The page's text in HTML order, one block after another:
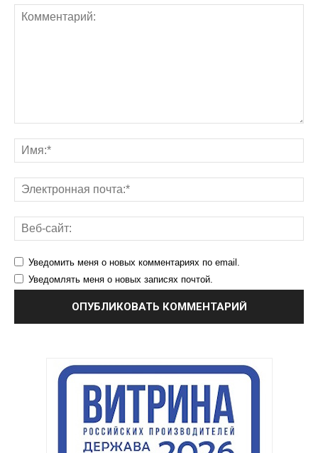
Уведомить меня о новых комментариях по email.
Уведомлять меня о новых записях почтой.